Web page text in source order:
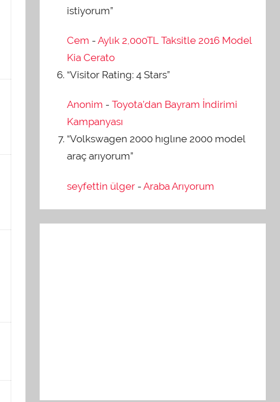
istiyorum”
Cem - Aylık 2,000TL Taksitle 2016 Model
Kia Cerato
“Visitor Rating: 4 Stars”
Anonim - Toyota’dan Bayram İndirimi
Kampanyası
“Volkswagen 2000 hıglıne 2000 model
araç arıyorum”
seyfettin ülger- Araba Arıyorum